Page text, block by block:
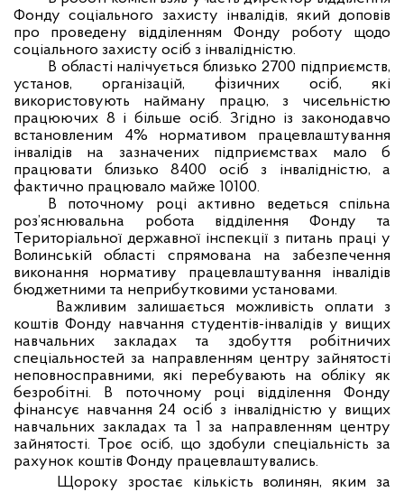
Фонду соціального захисту інвалідів, який доповів
про проведену відділенням Фонду роботу щодо
соціального захисту осіб з інвалідністю.
В області налічується близько 2700 підприємств,
установ, організацій, фізичних осіб, які
використовують найману працю, з чисельністю
працюючих 8 і більше осіб. Згідно із законодавчо
встановленим 4% нормативом працевлаштування
інвалідів на зазначених підприємствах мало б
працювати близько 8400 осіб з інвалідністю, а
фактично працювало майже 10100.
В поточному році активно ведеться спільна
роз’яснювальна робота відділення Фонду та
Територіальної державної інспекції з питань праці у
Волинській області спрямована на забезпечення
виконання нормативу працевлаштування інвалідів
бюджетними та неприбутковими установами.
Важливим залишається можливість оплати з
коштів Фонду навчання студентів-інвалідів у вищих
навчальних закладах та здобуття робітничих
спеціальностей за направленням центру зайнятості
неповносправними, які перебувають на обліку як
безробітні. В поточному році відділення Фонду
фінансує навчання 24 осіб з інвалідністю у вищих
навчальних закладах та 1 за направленням центру
зайнятості. Троє осіб, що здобули спеціальність за
рахунок коштів Фонду працевлаштувались.
Щороку зростає кількість волинян, яким за